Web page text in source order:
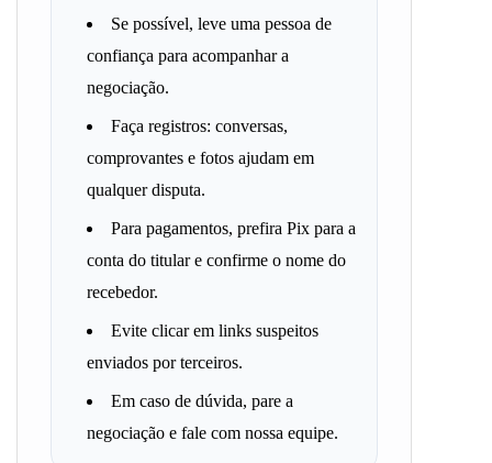
Se possível, leve uma pessoa de
confiança para acompanhar a
negociação.
Faça registros: conversas,
comprovantes e fotos ajudam em
qualquer disputa.
Para pagamentos, prefira Pix para a
conta do titular e confirme o nome do
recebedor.
Evite clicar em links suspeitos
enviados por terceiros.
Em caso de dúvida, pare a
negociação e fale com nossa equipe.